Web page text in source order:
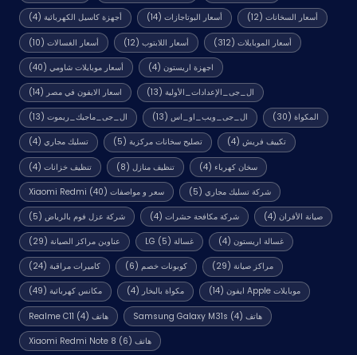
أجهزة كاسيل الكهربائية(4) أسعار البوتاجازات (14) أسعار السخانات (12)
أسعار الغسالات(10) أسعار اللابتوب (12) أسعار الموبايلات (312)
أسعار موبايلات شاومي(40) اجهزة اريستون (4)
اسعار الايفون في مصر (14) ال_جى_الإعدادات_الأولية (13)
ال_جى_ماجيك_ريموت(13) ال_جى_ويب_او_اس (13) المكواة (30)
تسليك مجاري(4) تصليح سخانات مركزية (5) تكييف فريش (4)
تنظيف خزانات(4) تنظيف منازل (8) سخان كهرباء (4)
سعر و مواصفات Xiaomi Redmi (40) شركة تسليك مجاري (5)
شركة عزل فوم بالرياض(5) شركة مكافحة حشرات (4) صيانة الأفران (4)
عناوين مراكز الصيانة(29) غسالة LG (5) غسالة اريستون (4)
كاميرات مراقبة(24) كوبونات خصم (6) مراكز صيانة (29)
مكانس كهربائية(49) مكواة بالبخار (4) موبايلات Apple ايفون (14)
هاتف Realme C11 (4) هاتف Samsung Galaxy M31s (4)
هاتف Xiaomi Redmi Note 8 (6)